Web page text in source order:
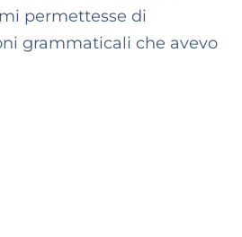
permettesse di
grammaticali che avevo